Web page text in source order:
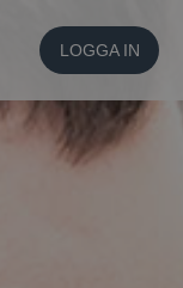
LOGGA IN